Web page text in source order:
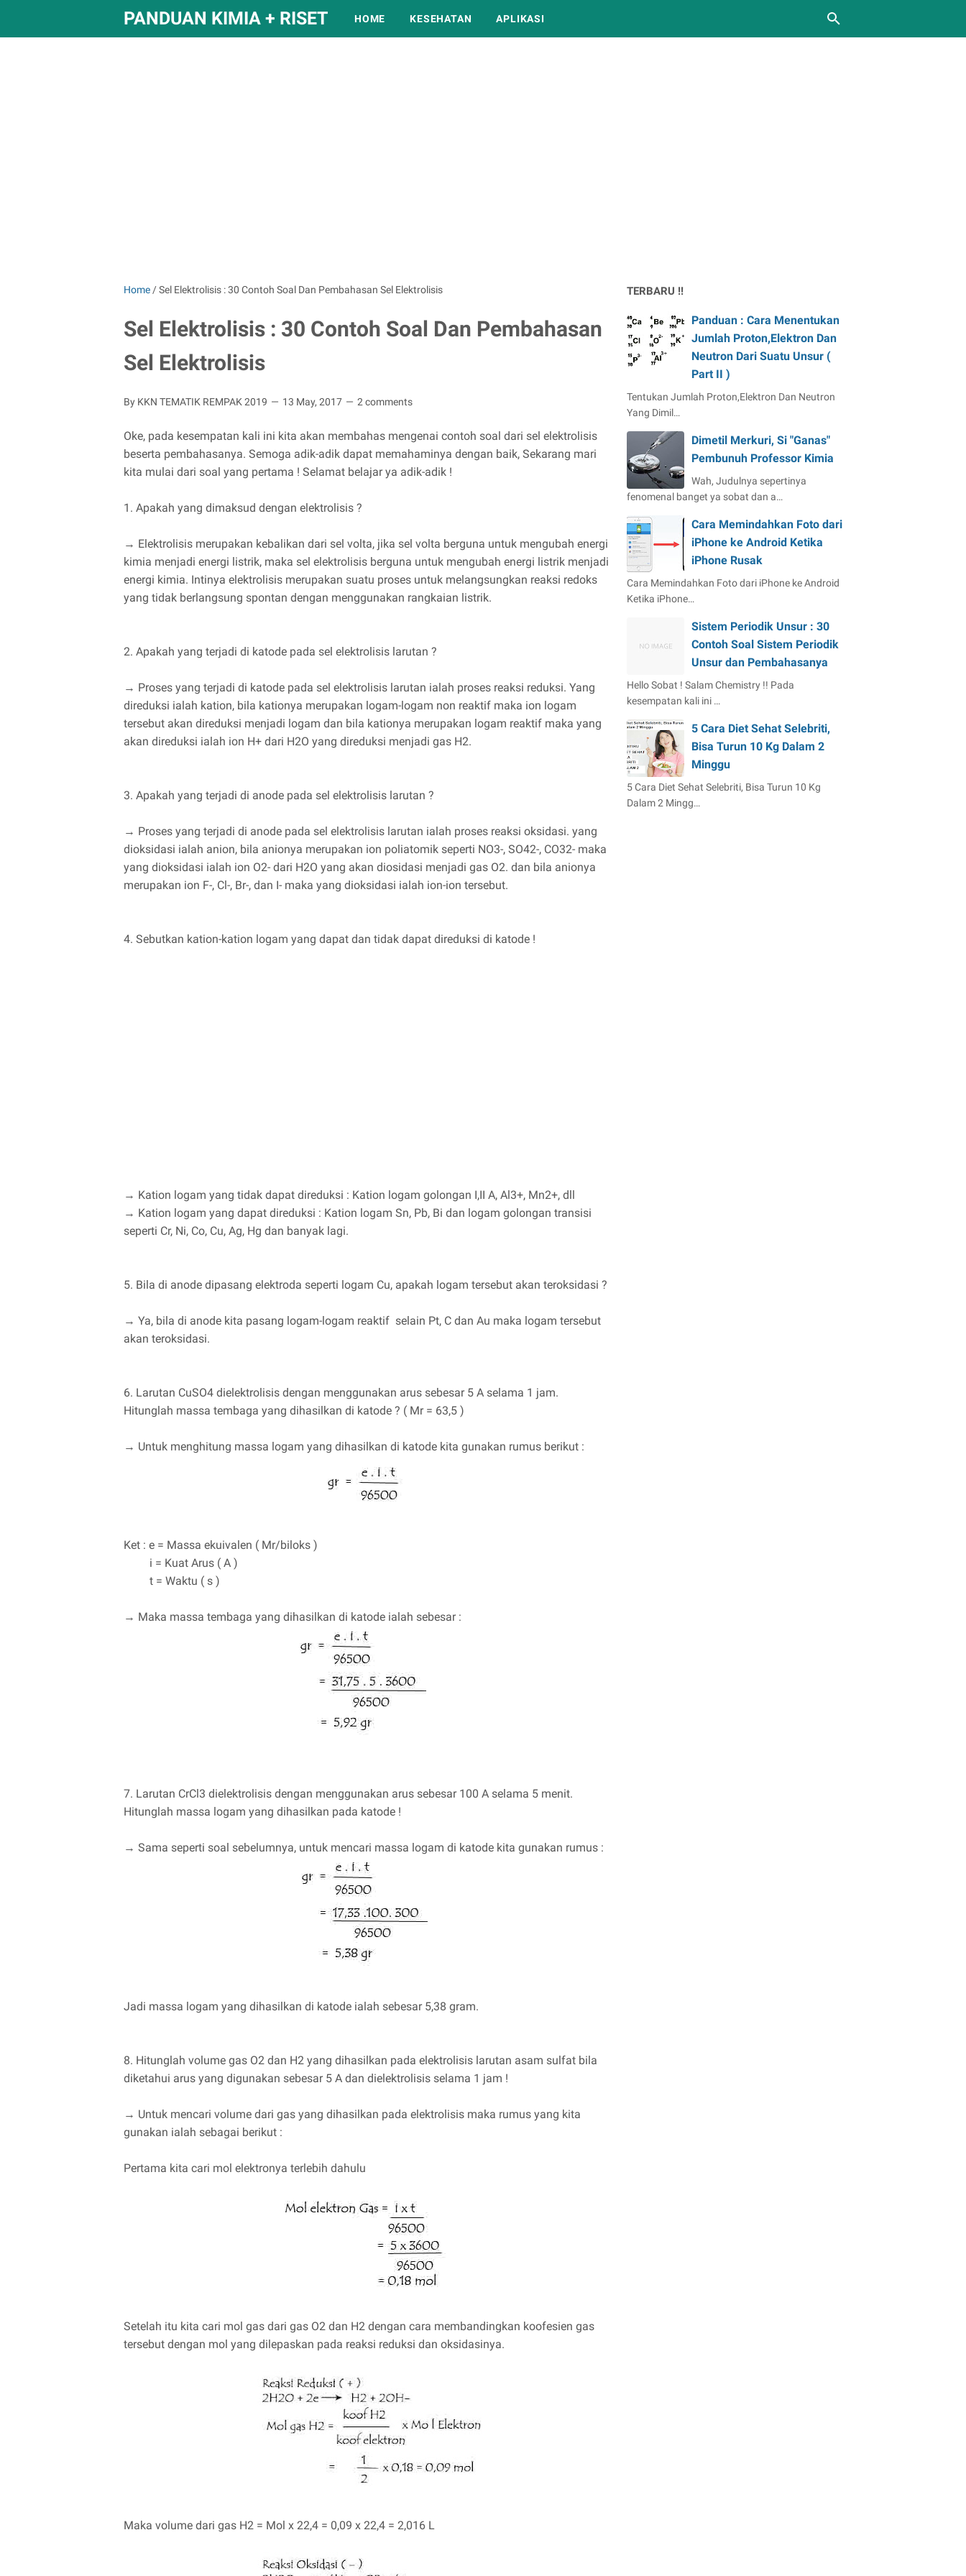
PANDUAN KIMIA + RISET HOME KESEHATAN APLIKASI
Home /Sel Elektrolisis : 30 Contoh Soal Dan Pembahasan Sel Elektrolisis
Sel Elektrolisis : 30 Contoh Soal Dan Pembahasan
Sel Elektrolisis
By KKN TEMATIK REMPAK 2019 13 May, 2017 2 comments
Oke, pada kesempatan kali ini kita akan membahas mengenai contoh soal dari sel elektrolisis
beserta pembahasanya. Semoga adik-adik dapat memahaminya dengan baik, Sekarang mari
kita mulai dari soal yang pertama ! Selamat belajar ya adik-adik !
1. Apakah yang dimaksud dengan elektrolisis ?
→ Elektrolisis merupakan kebalikan dari sel volta, jika sel volta berguna untuk mengubah energi
kimia menjadi energi listrik, maka sel elektrolisis berguna untuk mengubah energi listrik menjadi
energi kimia. Intinya elektrolisis merupakan suatu proses untuk melangsungkan reaksi redoks
yang tidak berlangsung spontan dengan menggunakan rangkaian listrik.
2. Apakah yang terjadi di katode pada sel elektrolisis larutan ?
→ Proses yang terjadi di katode pada sel elektrolisis larutan ialah proses reaksi reduksi. Yang
direduksi ialah kation, bila kationya merupakan logam-logam non reaktif maka ion logam
tersebut akan direduksi menjadi logam dan bila kationya merupakan logam reaktif maka yang
akan direduksi ialah ion H+ dari H2O yang direduksi menjadi gas H2.
3. Apakah yang terjadi di anode pada sel elektrolisis larutan ?
→ Proses yang terjadi di anode pada sel elektrolisis larutan ialah proses reaksi oksidasi. yang
dioksidasi ialah anion, bila anionya merupakan ion poliatomik seperti NO3-, SO42-, CO32- maka
yang dioksidasi ialah ion O2- dari H2O yang akan diosidasi menjadi gas O2. dan bila anionya
merupakan ion F-, Cl-, Br-, dan I- maka yang dioksidasi ialah ion-ion tersebut.
4. Sebutkan kation-kation logam yang dapat dan tidak dapat direduksi di katode !
→ Kation logam yang tidak dapat direduksi : Kation logam golongan I,II A, Al3+, Mn2+, dll
→ Kation logam yang dapat direduksi : Kation logam Sn, Pb, Bi dan logam golongan transisi
seperti Cr, Ni, Co, Cu, Ag, Hg dan banyak lagi.
5. Bila di anode dipasang elektroda seperti logam Cu, apakah logam tersebut akan teroksidasi ?
→ Ya, bila di anode kita pasang logam-logam reaktif selain Pt, C dan Au maka logam tersebut
akan teroksidasi.
6. Larutan CuSO4 dielektrolisis dengan menggunakan arus sebesar 5 A selama 1 jam.
Hitunglah massa tembaga yang dihasilkan di katode ? ( Mr = 63,5 )
→ Untuk menghitung massa logam yang dihasilkan di katode kita gunakan rumus berikut :
Ket : e = Massa ekuivalen ( Mr/biloks )
i = Kuat Arus ( A )
t = Waktu ( s )
→ Maka massa tembaga yang dihasilkan di katode ialah sebesar :
7. Larutan CrCl3 dielektrolisis dengan menggunakan arus sebesar 100 A selama 5 menit.
Hitunglah massa logam yang dihasilkan pada katode !
→ Sama seperti soal sebelumnya, untuk mencari massa logam di katode kita gunakan rumus :
Jadi massa logam yang dihasilkan di katode ialah sebesar 5,38 gram.
8. Hitunglah volume gas O2 dan H2 yang dihasilkan pada elektrolisis larutan asam sulfat bila
diketahui arus yang digunakan sebesar 5 A dan dielektrolisis selama 1 jam !
→ Untuk mencari volume dari gas yang dihasilkan pada elektrolisis maka rumus yang kita
gunakan ialah sebagai berikut :
Pertama kita cari mol elektronya terlebih dahulu
Setelah itu kita cari mol gas dari gas O2 dan H2 dengan cara membandingkan koofesien gas
tersebut dengan mol yang dilepaskan pada reaksi reduksi dan oksidasinya.
Maka volume dari gas H2 = Mol x 22,4 = 0,09 x 22,4 = 2,016 L
TERBARU !!
Panduan : Cara Menentukan
Jumlah Proton,Elektron Dan
Neutron Dari Suatu Unsur (
Part II )
Tentukan Jumlah Proton,Elektron Dan Neutron
Yang Dimil…
Dimetil Merkuri, Si "Ganas"
Pembunuh Professor Kimia
Wah, Judulnya sepertinya
fenomenal banget ya sobat dan a…
Cara Memindahkan Foto dari
iPhone ke Android Ketika
iPhone Rusak
Cara Memindahkan Foto dari iPhone ke Android
Ketika iPhone…
Sistem Periodik Unsur : 30
Contoh Soal Sistem Periodik
Unsur dan Pembahasanya
Hello Sobat ! Salam Chemistry !! Pada
kesempatan kali ini …
5 Cara Diet Sehat Selebriti,
Bisa Turun 10 Kg Dalam 2
Minggu
5 Cara Diet Sehat Selebriti, Bisa Turun 10 Kg
Dalam 2 Mingg…